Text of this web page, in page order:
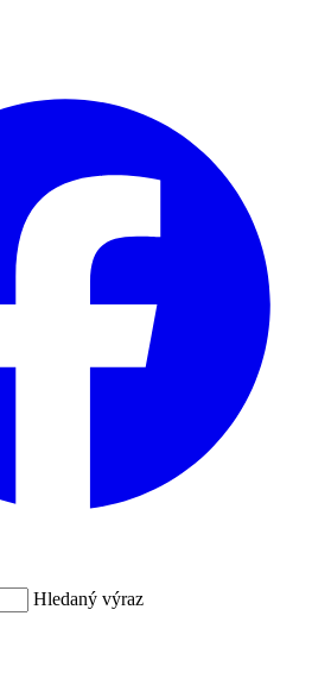
Hledaný výraz